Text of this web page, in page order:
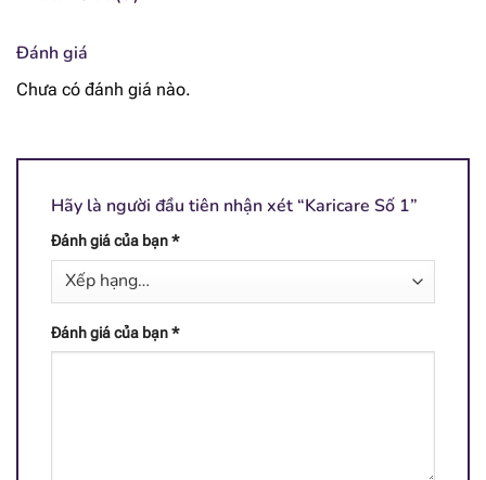
[popup_anything
[popup_anything
id="1942"]
66 mcg
[popup_anything
id="1941"]
[popup_anything
id="1940"]
0.95 mg
Đánh giá
Chưa có đánh giá nào.
Hãy là người đầu tiên nhận xét “Karicare Số 1”
Đánh giá của bạn*
Đánh giá của bạn*